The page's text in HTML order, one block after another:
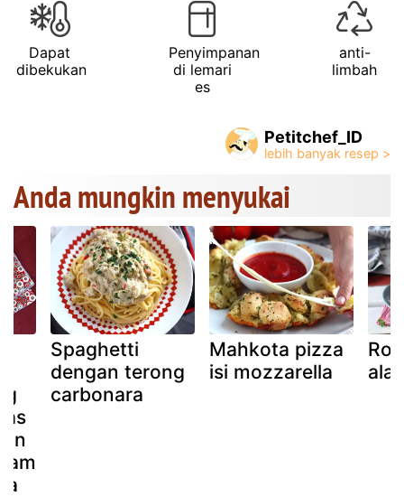
Dapat
dibekukan
Penyimpanan
di lemari
es
anti-
limbah
Petitchef_ID
Anda mungkin menyukai
Spaghetti
dengan terong
carbonara
Mahkota pizza
isi mozzarella
ala